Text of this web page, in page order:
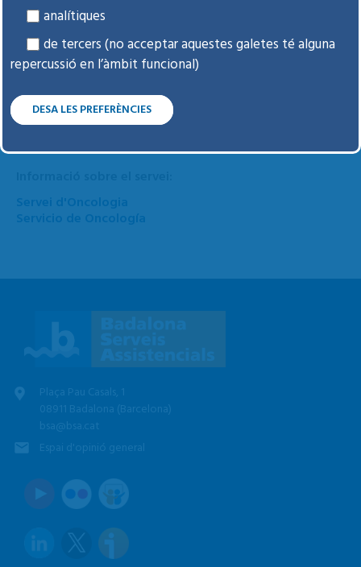
Instruccions:
Què és la Mitomicina?
Instruccions pel tractament amb Ialuril®
Instrucciones para el tratamiento con Ialirul®
Servei d'Oncologia
Servicio de Oncología
Plaça Pau Casals, 1
08911 Badalona (Barcelona)
bsa@bsa.cat
Espai d'opinió general
analítiques
de tercers (no acceptar aquestes galetes té alguna
repercussió en l’àmbit funcional)
DESA LES PREFERÈNCIES